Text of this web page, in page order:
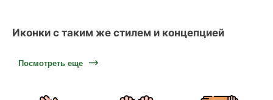
Иконки с таким же стилем и концепцией
Посмотреть еще